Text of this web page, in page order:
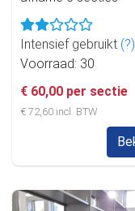
Intensief gebruikt (?)
Voorraad: 30
€ 60,00 per sectie
€ 72,60 incl. BTW